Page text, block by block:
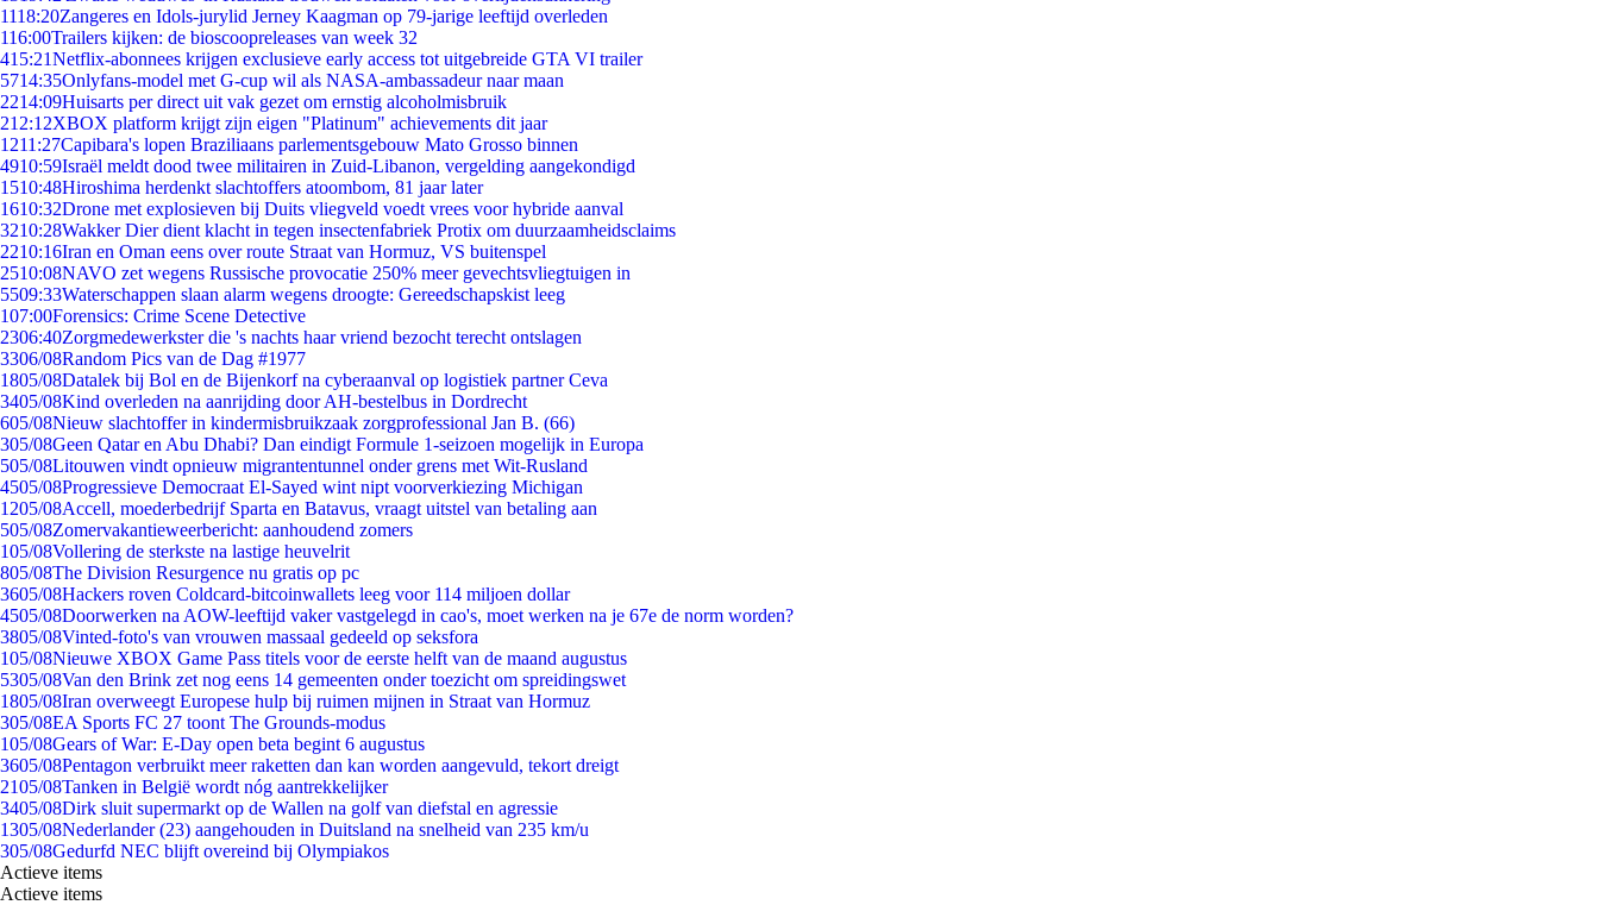
1118:20Zangeres en Idols-jurylid Jerney Kaagman op 79-jarige leeftijd overleden
116:00Trailers kijken: de bioscoopreleases van week 32
415:21Netflix-abonnees krijgen exclusieve early access tot uitgebreide GTA VI trailer
5714:35Onlyfans-model met G-cup wil als NASA-ambassadeur naar maan
2214:09Huisarts per direct uit vak gezet om ernstig alcoholmisbruik
212:12XBOX platform krijgt zijn eigen "Platinum" achievements dit jaar
1211:27Capibara's lopen Braziliaans parlementsgebouw Mato Grosso binnen
4910:59Israël meldt dood twee militairen in Zuid-Libanon, vergelding aangekondigd
1510:48Hiroshima herdenkt slachtoffers atoombom, 81 jaar later
1610:32Drone met explosieven bij Duits vliegveld voedt vrees voor hybride aanval
3210:28Wakker Dier dient klacht in tegen insectenfabriek Protix om duurzaamheidsclaims
2210:16Iran en Oman eens over route Straat van Hormuz, VS buitenspel
2510:08NAVO zet wegens Russische provocatie 250% meer gevechtsvliegtuigen in
5509:33Waterschappen slaan alarm wegens droogte: Gereedschapskist leeg
107:00Forensics: Crime Scene Detective
2306:40Zorgmedewerkster die 's nachts haar vriend bezocht terecht ontslagen
3306/08Random Pics van de Dag #1977
1805/08Datalek bij Bol en de Bijenkorf na cyberaanval op logistiek partner Ceva
3405/08Kind overleden na aanrijding door AH-bestelbus in Dordrecht
605/08Nieuw slachtoffer in kindermisbruikzaak zorgprofessional Jan B. (66)
305/08Geen Qatar en Abu Dhabi? Dan eindigt Formule 1-seizoen mogelijk in Europa
505/08Litouwen vindt opnieuw migrantentunnel onder grens met Wit-Rusland
4505/08Progressieve Democraat El-Sayed wint nipt voorverkiezing Michigan
1205/08Accell, moederbedrijf Sparta en Batavus, vraagt uitstel van betaling aan
505/08Zomervakantieweerbericht: aanhoudend zomers
105/08Vollering de sterkste na lastige heuvelrit
805/08The Division Resurgence nu gratis op pc
3605/08Hackers roven Coldcard-bitcoinwallets leeg voor 114 miljoen dollar
4505/08Doorwerken na AOW-leeftijd vaker vastgelegd in cao's, moet werken na je 67e de norm worden?
3805/08Vinted-foto's van vrouwen massaal gedeeld op seksfora
105/08Nieuwe XBOX Game Pass titels voor de eerste helft van de maand augustus
5305/08Van den Brink zet nog eens 14 gemeenten onder toezicht om spreidingswet
1805/08Iran overweegt Europese hulp bij ruimen mijnen in Straat van Hormuz
305/08EA Sports FC 27 toont The Grounds-modus
105/08Gears of War: E-Day open beta begint 6 augustus
3605/08Pentagon verbruikt meer raketten dan kan worden aangevuld, tekort dreigt
2105/08Tanken in België wordt nóg aantrekkelijker
3405/08Dirk sluit supermarkt op de Wallen na golf van diefstal en agressie
1305/08Nederlander (23) aangehouden in Duitsland na snelheid van 235 km/u
305/08Gedurfd NEC blijft overeind bij Olympiakos
Actieve items
Actieve items